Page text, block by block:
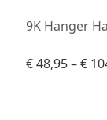
9K Hanger
€48,95–€